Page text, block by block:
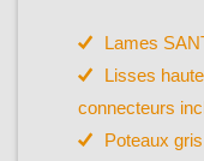
Lames
Lisses
connecteurs
Poteaux